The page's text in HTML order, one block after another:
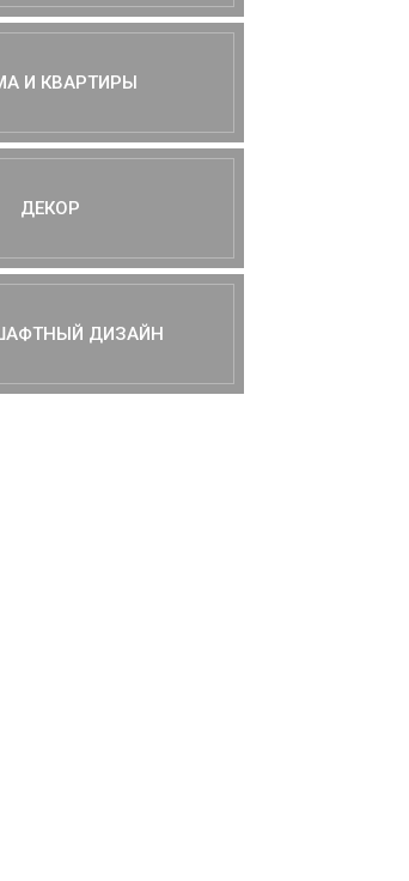
И КВАРТИРЫ
ДЕКОР
ДИЗАЙН